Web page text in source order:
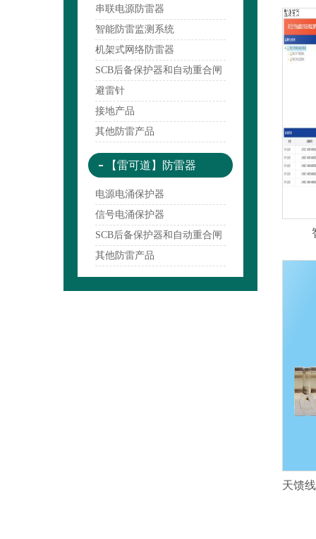
串联电源防雷器
智能防雷监测系统
机架式网络防雷器
SCB后备保护器和自动重合闸
避雷针
接地产品
其他防雷产品
【雷可道】防雷器
电源电涌保护器
信号电涌保护器
SCB后备保护器和自动重合闸
其他防雷产品